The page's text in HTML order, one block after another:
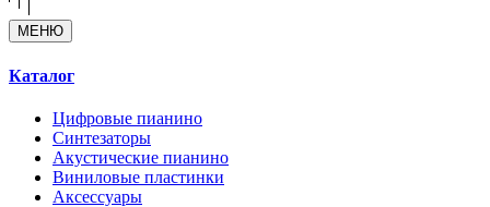
МЕНЮ
Каталог
Цифровые пианино
Синтезаторы
Акустические пианино
Виниловые пластинки
Аксессуары